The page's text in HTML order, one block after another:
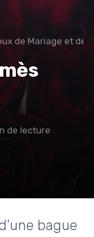
de Mariage et de
de lecture
bague